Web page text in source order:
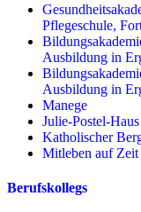
Pflegeschule,
Ausbildung in
Ausbildung in
Manege
Julie-Postel-Haus
Katholischer
Mitleben auf Zeit
Berufskollegs